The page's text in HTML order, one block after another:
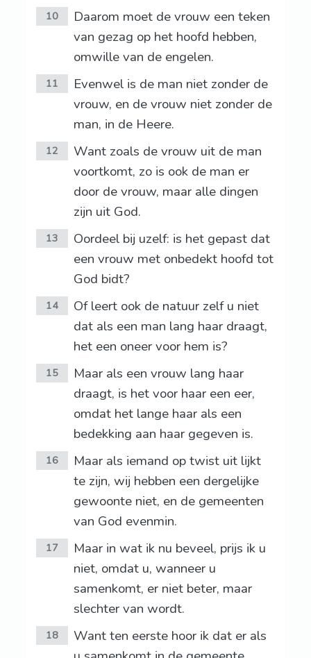
10
Daarom moet de vrouw een teken
van gezag op het hoofd hebben,
omwille van de engelen.
11
Evenwel is de man niet zonder de
vrouw, en de vrouw niet zonder de
man, in de Heere.
12
Want zoals de vrouw uit de man
voortkomt, zo is ook de man er
door de vrouw, maar alle dingen
zijn uit God.
13
Oordeel bij uzelf: is het gepast dat
een vrouw met onbedekt hoofd tot
God bidt?
14
Of leert ook de natuur zelf u niet
dat als een man lang haar draagt,
het een oneer voor hem is?
15
Maar als een vrouw lang haar
draagt, is het voor haar een eer,
omdat het lange haar als een
bedekking aan haar gegeven is.
16
Maar als iemand op twist uit lijkt
te zijn, wij hebben een dergelijke
gewoonte niet, en de gemeenten
van God evenmin.
17
Maar in wat ik nu beveel, prijs ik u
niet, omdat u, wanneer u
samenkomt, er niet beter, maar
slechter van wordt.
18
Want ten eerste hoor ik dat er als